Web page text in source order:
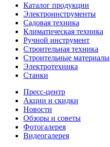
Каталог продукции
Электроинструменты
Садовая техника
Климатическая техника
Ручной инструмент
Строительная техника
Строительные материалы
Электротехника
Станки
Пресс-центр
Акции и скидки
Новости
Обзоры и советы
Фотогалерея
Видеогалерея